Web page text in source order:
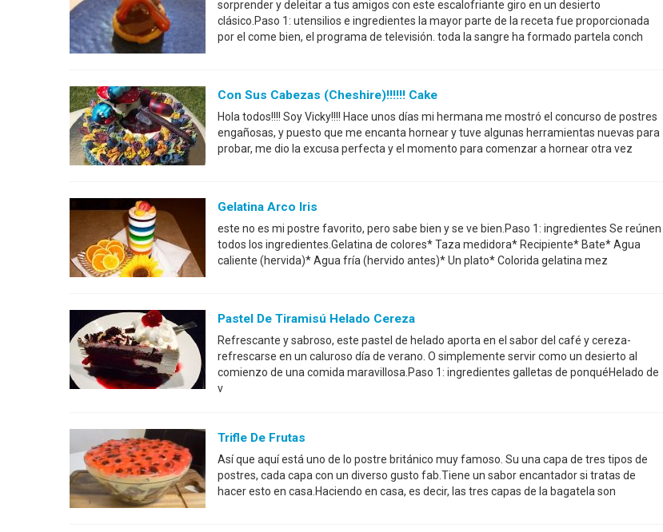
sorprender y deleitar a tus amigos con este escalofriante giro en un desierto
clásico.Paso 1: utensilios e ingredientes la mayor parte de la receta fue proporcionada
por el come bien, el programa de televisión. toda la sangre ha formado partela conch
Con Sus Cabezas (Cheshire)!!!!!! Cake
Hola todos!!!! Soy Vicky!!!! Hace unos días mi hermana me mostró el concurso de postres
engañosas, y puesto que me encanta hornear y tuve algunas herramientas nuevas para
probar, me dio la excusa perfecta y el momento para comenzar a hornear otra vez
Gelatina Arco Iris
este no es mi postre favorito, pero sabe bien y se ve bien.Paso 1: ingredientes Se reúnen
todos los ingredientes.Gelatina de colores* Taza medidora* Recipiente* Bate* Agua
caliente (hervida)* Agua fría (hervido antes)* Un plato* Colorida gelatina mez
Pastel De Tiramisú Helado Cereza
Refrescante y sabroso, este pastel de helado aporta en el sabor del café y cereza-
refrescarse en un caluroso día de verano. O simplemente servir como un desierto al
comienzo de una comida maravillosa.Paso 1: ingredientes galletas de ponquéHelado de
v
Trifle De Frutas
Así que aquí está uno de lo postre británico muy famoso. Su una capa de tres tipos de
postres, cada capa con un diverso gusto fab.Tiene un sabor encantador si tratas de
hacer esto en casa.Haciendo en casa, es decir, las tres capas de la bagatela son